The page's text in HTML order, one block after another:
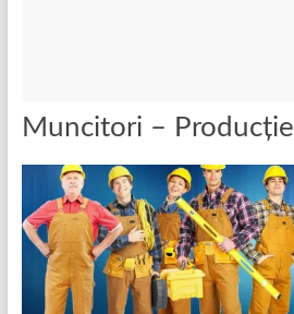
Muncitori – Producție